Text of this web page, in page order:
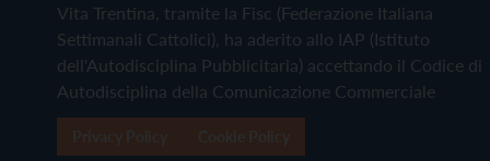
Vita Trentina, tramite la Fisc (Federazione Italiana
Settimanali Cattolici), ha aderito allo IAP (Istituto
dell'Autodisciplina Pubblicitaria) accettando il Codice di
Autodisciplina della Comunicazione Commerciale